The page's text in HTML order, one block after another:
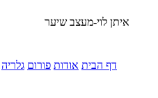
איתן לוי-מעצב שיער
דף הבית אודות פורום גלריה